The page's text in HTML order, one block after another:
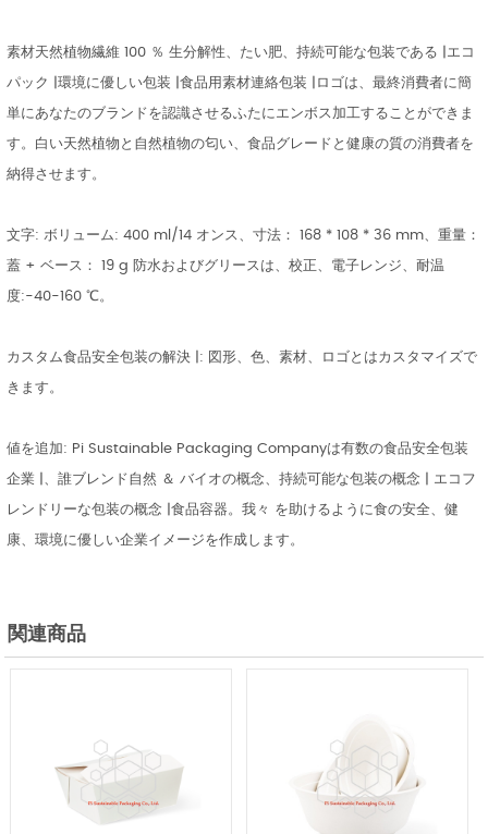
素材天然植物繊維 100 ％ 生分解性、たい肥、持続可能な包装である |エコ
パック |環境に優しい包装 |食品用素材連絡包装 |ロゴは、最終消費者に簡
単にあなたのブランドを認識させるふたにエンボス加工することができま
す。白い天然植物と自然植物の匂い、食品グレードと健康の質の消費者を
納得させます。
文字: ボリューム: 400 ml/14 オンス、寸法： 168 * 108 * 36 mm、重量：
蓋 + ベース： 19 g 防水およびグリースは、校正、電子レンジ、耐温
度:-40-160 ℃。
カスタム食品安全包装の解決 |: 図形、色、素材、ロゴとはカスタマイズで
きます。
値を追加: Pi Sustainable Packaging Companyは有数の食品安全包装
企業 |、誰ブレンド自然 ＆ バイオの概念、持続可能な包装の概念 | エコフ
レンドリーな包装の概念 |食品容器。我々 を助けるように食の安全、健
康、環境に優しい企業イメージを作成します。
関連商品